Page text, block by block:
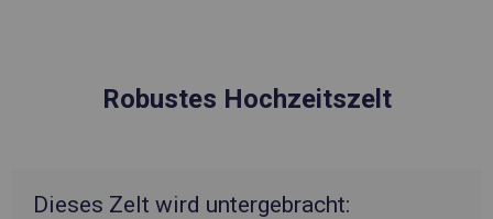
Robustes Hochzeitszelt
Dieses Zelt wird untergebracht: